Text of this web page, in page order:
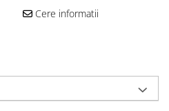
Cere informatii